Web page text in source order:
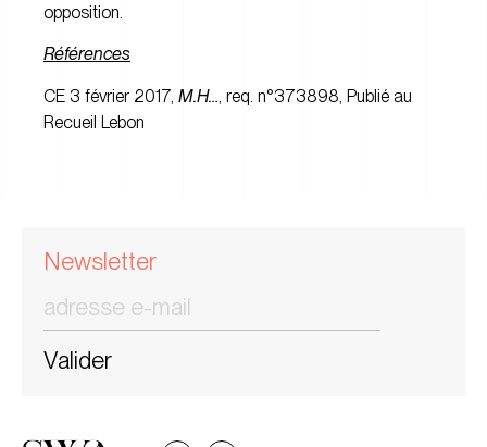
opposition.
Références
CE 3 février 2017, M.H… , req. n°373898, Publié au
Recueil Lebon
Newsletter
Valider